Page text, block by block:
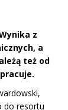
z
a
też od
do resortu